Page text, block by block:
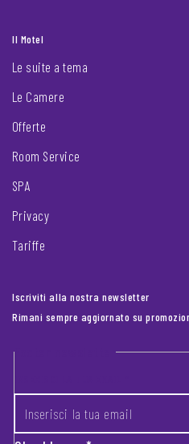
Il Motel
Le suite a tema
Le Camere
Offerte
Room Service
SPA
Privacy
Tariffe
Iscriviti alla nostra newsletter
Rimani sempre aggiornato su
Footer newsletter